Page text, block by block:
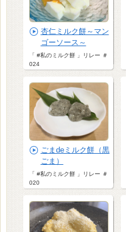
杏仁ミルク餅～マン
ゴーソース～
「 #私のミルク餅 」リレー ＃
024
ごまdeミルク餅（黒
ごま）
「 #私のミルク餅 」リレー ＃
020